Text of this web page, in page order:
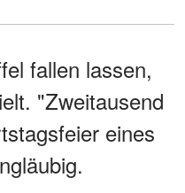
fallen lassen,
"Zweitausend
eines